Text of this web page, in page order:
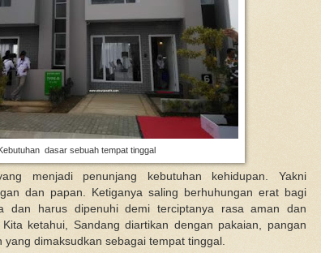
dasar sebuah tempat tinggal
menjadi penunjang kebutuhan kehidupan. Yakni
dan papan. Ketiganya saling berhuhungan erat bagi
dan harus dipenuhi demi terciptanya rasa aman dan
ketahui, Sandang diartikan dengan pakaian, pangan
dimaksudkan sebagai tempat tinggal.